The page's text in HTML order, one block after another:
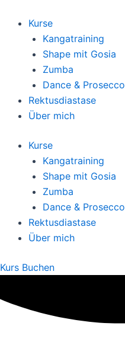
Inhalt
springen
Kurse
Kangatraining
Shape mit Gosia
Zumba
Dance & Prosecco
Rektusdiastase
Über mich
Kurse
Kangatraining
Shape mit Gosia
Zumba
Dance & Prosecco
Rektusdiastase
Über mich
Kurs Buchen